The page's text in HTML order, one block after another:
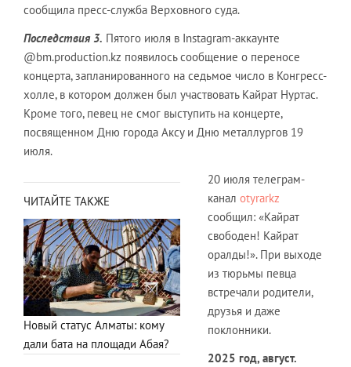
сообщила пресс-служба Верховного суда.
Последствия 3. Пятого июля в Instagram-аккаунте
@bm.production.kz появилось сообщение о переносе
концерта, запланированного на седьмое число в Конгресс-
холле, в котором должен был участвовать Кайрат Нуртас.
Кроме того, певец не смог выступить на концерте,
посвященном Дню города Аксу и Дню металлургов 19
июля.
ЧИТАЙТЕ ТАКЖЕ
Новый статус Алматы: кому
дали бата на площади Абая?
20 июля телеграм-
канал otyrarkz
сообщил: «Кайрат
свободен! Кайрат
оралды!». При выходе
из тюрьмы певца
встречали родители,
друзья и даже
поклонники.
2025 год, август.